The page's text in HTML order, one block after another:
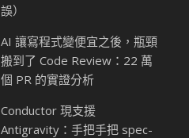
誤）
AI 讓寫程式變便宜之後，瓶頸
搬到了 Code Review：22 萬
個 PR 的實證分析
Conductor 現支援
Antigravity：手把手把 spec-